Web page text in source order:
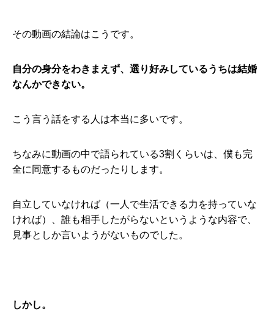
その動画の結論はこうです。
自分の身分をわきまえず、選り好みしているうちは結婚
なんかできない。
こう言う話をする人は本当に多いです。
ちなみに動画の中で語られている3割くらいは、僕も完
全に同意するものだったりします。
自立していなければ（一人で生活できる力を持っていな
ければ）、誰も相手したがらないというような内容で、
見事としか言いようがないものでした。
しかし。